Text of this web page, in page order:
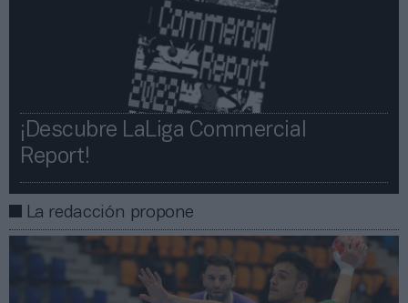
¡Descubre LaLiga Commercial
Report!​​
La redacción propone